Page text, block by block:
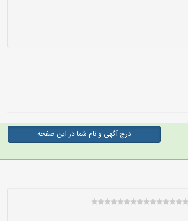
درج آگهی و نام شما در این صفحه